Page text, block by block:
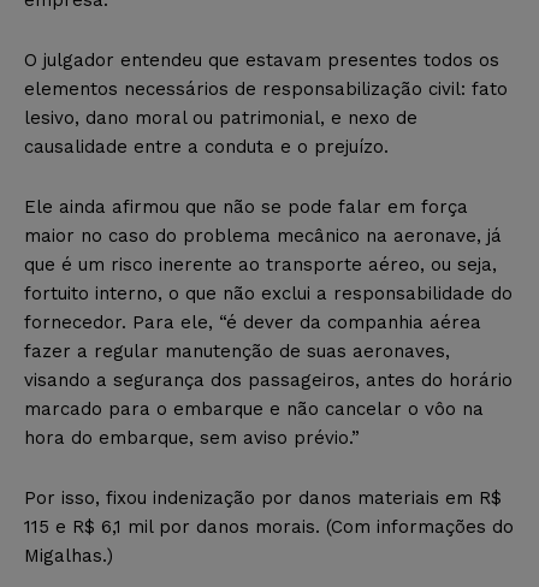
O julgador entendeu que estavam presentes todos os
elementos necessários de responsabilização civil: fato
lesivo, dano moral ou patrimonial, e nexo de
causalidade entre a conduta e o prejuízo.
Ele ainda afirmou que não se pode falar em força
maior no caso do problema mecânico na aeronave, já
que é um risco inerente ao transporte aéreo, ou seja,
fortuito interno, o que não exclui a responsabilidade do
fornecedor. Para ele, “é dever da companhia aérea
fazer a regular manutenção de suas aeronaves,
visando a segurança dos passageiros, antes do horário
marcado para o embarque e não cancelar o vôo na
hora do embarque, sem aviso prévio.”
Por isso, fixou indenização por danos materiais em R$
115 e R$ 6,1 mil por danos morais. (Com informações do
Migalhas.)